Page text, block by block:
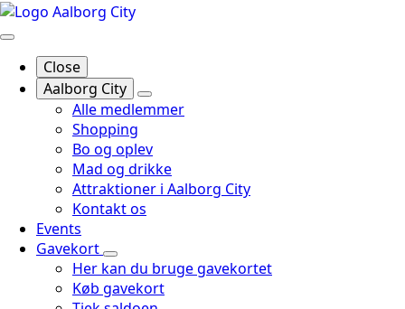
Close
Aalborg City
Alle medlemmer
Shopping
Bo og oplev
Mad og drikke
Attraktioner i Aalborg City
Kontakt os
Events
Gavekort
Her kan du bruge gavekortet
Køb gavekort